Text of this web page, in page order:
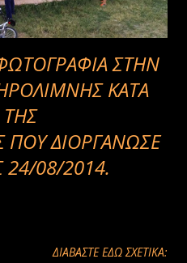
ΣΤΗΝ
ΚΑΤΑ
ΔΙΟΡΓΑΝΩΣΕ
24/08/2014.
ΔΙΑΒΑΣΤΕ ΕΔΩ ΣΧΕΤΙΚΑ: